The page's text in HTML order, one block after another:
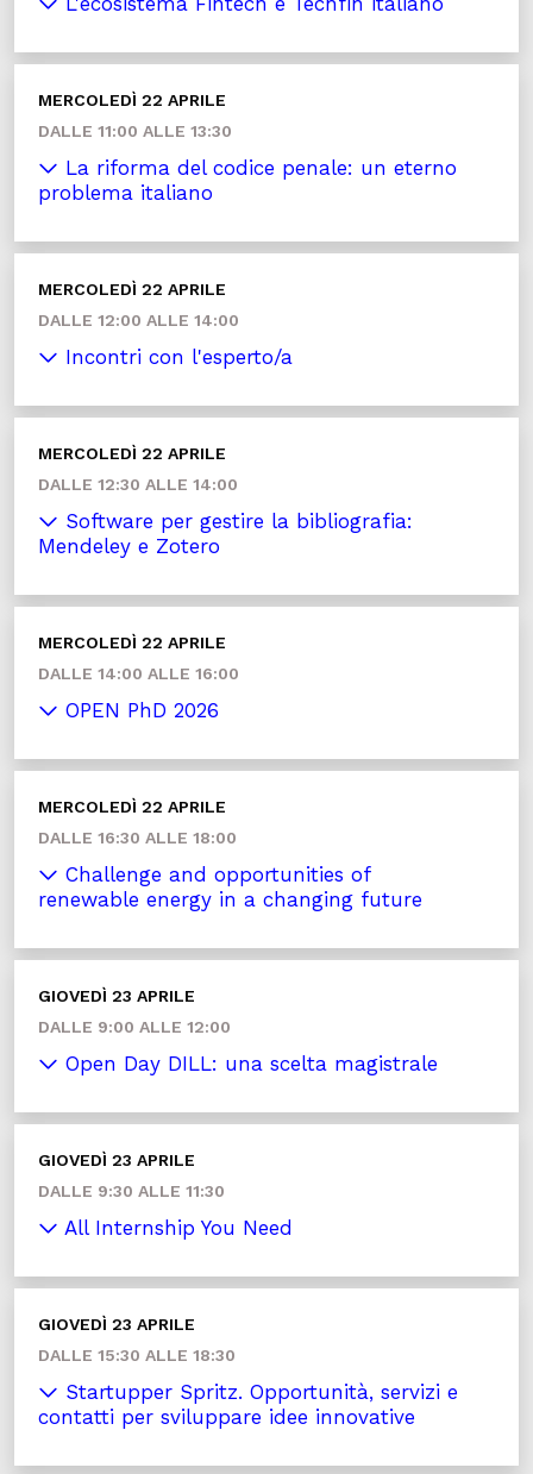
MERCOLEDÌ 22 APRILE
DALLE 11:00 ALLE 13:30
La riforma del codice penale: un eterno
problema italiano
MERCOLEDÌ 22 APRILE
DALLE 12:00 ALLE 14:00
Incontri con l'esperto/a
MERCOLEDÌ 22 APRILE
DALLE 12:30 ALLE 14:00
Software per gestire la bibliografia:
Mendeley e Zotero
MERCOLEDÌ 22 APRILE
DALLE 14:00 ALLE 16:00
OPEN PhD 2026
MERCOLEDÌ 22 APRILE
DALLE 16:30 ALLE 18:00
Challenge and opportunities of
renewable energy in a changing future
GIOVEDÌ 23 APRILE
DALLE 9:00 ALLE 12:00
Open Day DILL: una scelta magistrale
GIOVEDÌ 23 APRILE
DALLE 9:30 ALLE 11:30
All Internship You Need
GIOVEDÌ 23 APRILE
DALLE 15:30 ALLE 18:30
Startupper Spritz. Opportunità, servizi e
contatti per sviluppare idee innovative